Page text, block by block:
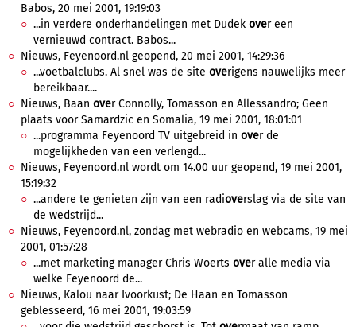
Babos, 20 mei 2001, 19:19:03
...in verdere onderhandelingen met Dudek over een
vernieuwd contract. Babos...
Nieuws, Feyenoord.nl geopend, 20 mei 2001, 14:29:36
...voetbalclubs. Al snel was de site overigens nauwelijks meer
bereikbaar....
Nieuws, Baan over Connolly, Tomasson en Allessandro; Geen
plaats voor Samardzic en Somalia, 19 mei 2001, 18:01:01
...programma Feyenoord TV uitgebreid in over de
mogelijkheden van een verlengd...
Nieuws, Feyenoord.nl wordt om 14.00 uur geopend, 19 mei 2001,
15:19:32
...andere te genieten zijn van een radioverslag via de site van
de wedstrijd...
Nieuws, Feyenoord.nl, zondag met webradio en webcams, 19 mei
2001, 01:57:28
...met marketing manager Chris Woerts over alle media via
welke Feyenoord de...
Nieuws, Kalou naar Ivoorkust; De Haan en Tomasson
geblesseerd, 16 mei 2001, 19:03:59